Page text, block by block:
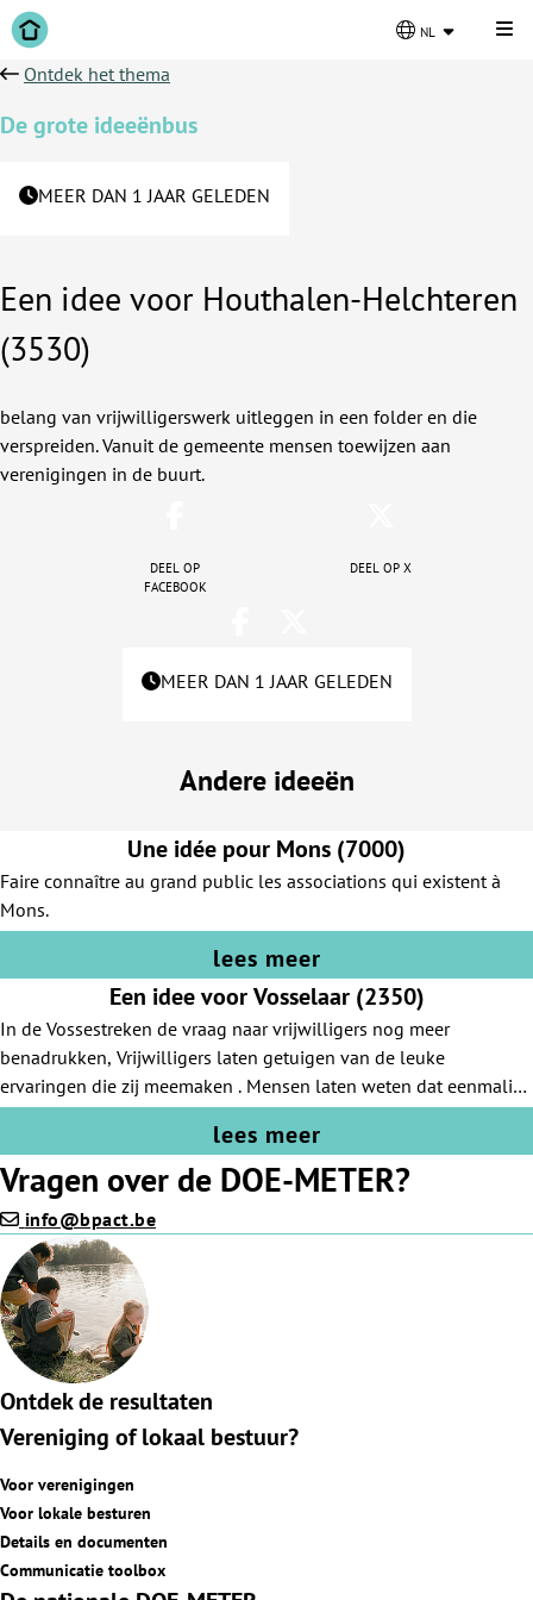
nl
Ontdek het thema
De grote ideeënbus
MEER DAN 1 JAAR GELEDEN
Een idee voor Houthalen-Helchteren
(3530)
belang van vrijwilligerswerk uitleggen in een folder en die
verspreiden. Vanuit de gemeente mensen toewijzen aan
verenigingen in de buurt.
Deel op
facebook
Deel op X
MEER DAN 1 JAAR GELEDEN
Andere ideeën
Une idée pour Mons (7000)
Faire connaître au grand public les associations qui existent à
Mons.
lees meer
Een idee voor Vosselaar (2350)
In de Vossestreken de vraag naar vrijwilligers nog meer
benadrukken, Vrijwilligers laten getuigen van de leuke
ervaringen die zij meemaken . Mensen laten weten dat eenmalige
hulp ook altijd welkom is.
lees meer
Vragen over de DOE-METER?
info@bpact.be
Ontdek de resultaten
Vereniging of lokaal bestuur?
Voor verenigingen
Voor lokale besturen
Details en documenten
Communicatie toolbox